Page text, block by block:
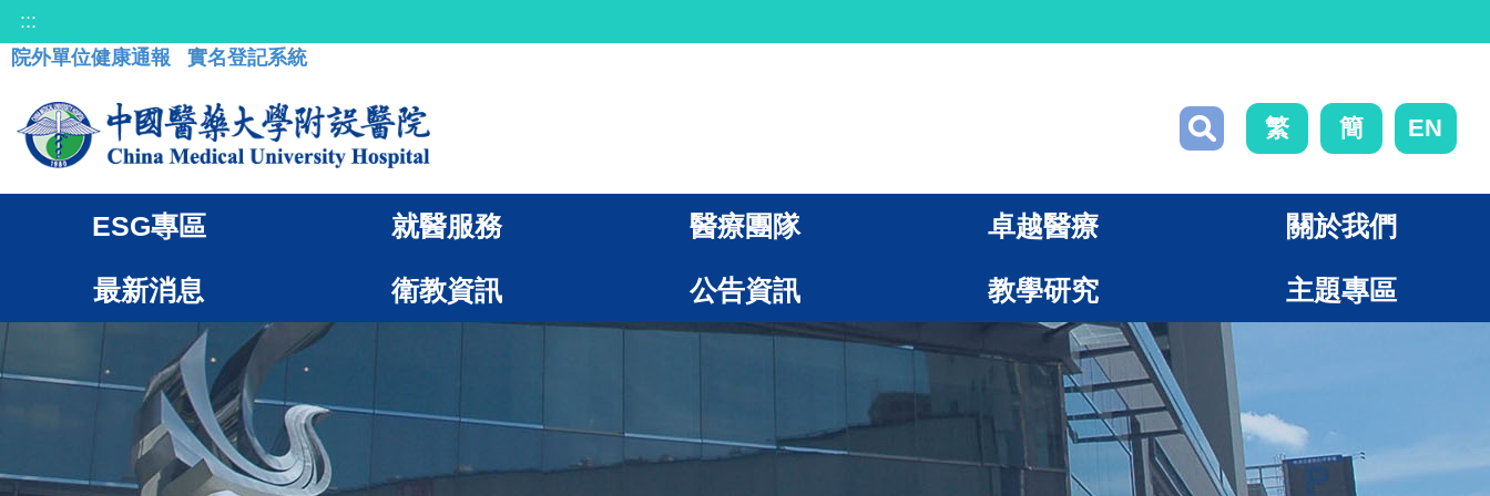
:::
院外單位健康通報
實名登記系統
繁 簡 EN
ESG專區 就醫服務 醫療團隊 卓越醫療 關於我們
最新消息 衛教資訊 公告資訊 教學研究 主題專區